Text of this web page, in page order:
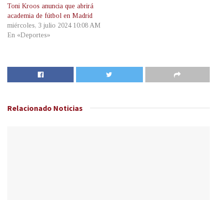
Toni Kroos anuncia que abrirá
academia de fútbol en Madrid
miércoles, 3 julio 2024 10:08 AM
En «Deportes»
Relacionado Noticias